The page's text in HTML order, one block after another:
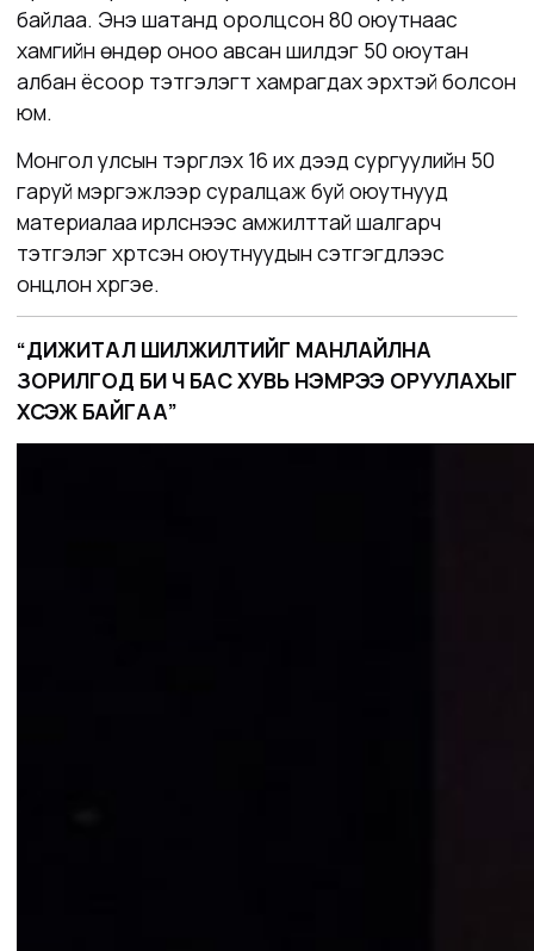
байлаа. Энэ шатанд оролцсон 80 оюутнаас
хамгийн өндөр оноо авсан шилдэг 50 оюутан
албан ёсоор тэтгэлэгт хамрагдах эрхтэй болсон
юм.
Монгол улсын тэргүүлэх 16 их дээд сургуулийн 50
гаруй мэргэжлээр суралцаж буй оюутнууд
материалаа ирүүлснээс амжилттай шалгарч
тэтгэлэг хүртсэн оюутнуудын сэтгэгдлээс
онцлон хүргэе.
“ДИЖИТАЛ ШИЛЖИЛТИЙГ МАНЛАЙЛНА
ЗОРИЛГОД БИ Ч БАС ХУВЬ НЭМРЭЭ ОРУУЛАХЫГ
ХҮСЭЖ БАЙГАА”